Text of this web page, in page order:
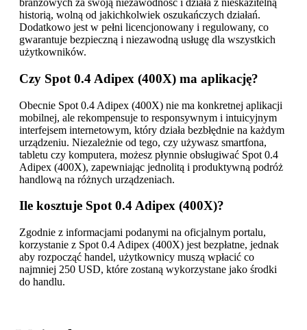
branżowych za swoją niezawodność i działa z nieskazitelną
historią, wolną od jakichkolwiek oszukańczych działań.
Dodatkowo jest w pełni licencjonowany i regulowany, co
gwarantuje bezpieczną i niezawodną usługę dla wszystkich
użytkowników.
Czy Spot 0.4 Adipex (400X) ma aplikację?
Obecnie Spot 0.4 Adipex (400X) nie ma konkretnej aplikacji
mobilnej, ale rekompensuje to responsywnym i intuicyjnym
interfejsem internetowym, który działa bezbłędnie na każdym
urządzeniu. Niezależnie od tego, czy używasz smartfona,
tabletu czy komputera, możesz płynnie obsługiwać Spot 0.4
Adipex (400X), zapewniając jednolitą i produktywną podróż
handlową na różnych urządzeniach.
Ile kosztuje Spot 0.4 Adipex (400X)?
Zgodnie z informacjami podanymi na oficjalnym portalu,
korzystanie z Spot 0.4 Adipex (400X) jest bezpłatne, jednak
aby rozpocząć handel, użytkownicy muszą wpłacić co
najmniej 250 USD, które zostaną wykorzystane jako środki
do handlu.